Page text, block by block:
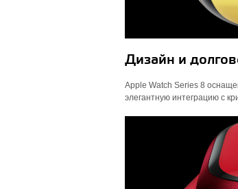
Дизайн и
Apple Watch Series 8
элегантную интеграцию с